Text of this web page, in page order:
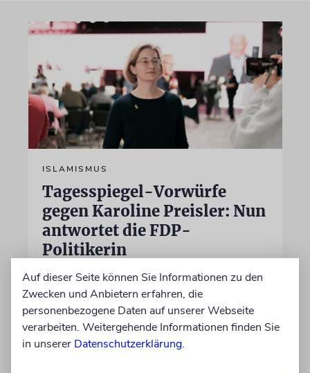
ISLAMISMUS
Tagesspiegel-Vorwürfe
gegen Karoline Preisler: Nun
antwortet die FDP-
Politikerin
Hatte sie einen jungen Mann wegen einer
Vornamensgleichheit zu Unrecht als CSD-
Attentäter verdächtigt? Preisler widerspricht
und beklagt, die Zeitung habe sie nicht zu
Wort kommen lassen
Auf dieser Seite können Sie Informationen zu den
Zwecken und Anbietern erfahren, die
personenbezogene Daten auf unserer Webseite
verarbeiten. Weitergehende Informationen finden Sie
in unserer Datenschutzerklärung.